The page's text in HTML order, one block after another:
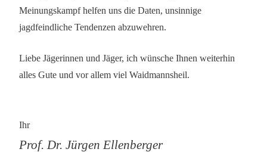
Meinungskampf helfen uns die Daten, unsinnige
jagdfeindliche Tendenzen abzuwehren.
Liebe Jägerinnen und Jäger, ich wünsche Ihnen weiterhin
alles Gute und vor allem viel Waidmannsheil.
Ihr
Prof. Dr. Jürgen Ellenberger